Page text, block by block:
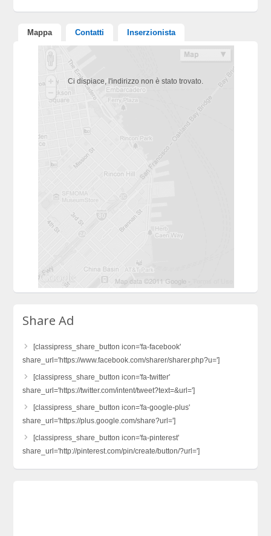
Mappa Contatti Inserzionista
Ci dispiace, l'indirizzo non è stato trovato.
Share Ad
[classipress_share_button icon='fa-facebook'
share_url='https://www.facebook.com/sharer/sharer.php?u=']
[classipress_share_button icon='fa-twitter'
share_url='https://twitter.com/intent/tweet?text=&url=']
[classipress_share_button icon='fa-google-plus'
share_url='https://plus.google.com/share?url=']
[classipress_share_button icon='fa-pinterest'
share_url='http://pinterest.com/pin/create/button/?url=']